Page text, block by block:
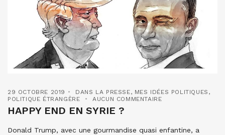
29 OCTOBRE 2019 DANS LA PRESSE, MES IDÉES POLITIQUES ,
POLITIQUE ÉTRANGÈRE
AUCUN COMMENTAIRE
HAPPY END EN SYRIE ?
Donald Trump, avec une gourmandise quasi enfantine, a